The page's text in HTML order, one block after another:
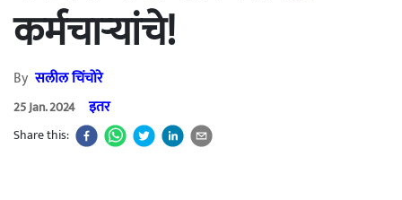
कर्मचाऱ्यांचे!
Byसलील चिंचोरे
25 Jan. 2024 इतर
Share this: